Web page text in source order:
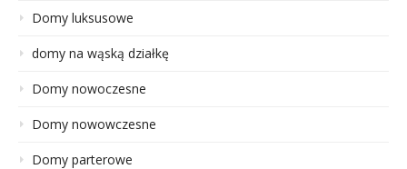
Domy luksusowe
domy na wąską działkę
Domy nowoczesne
Domy nowowczesne
Domy parterowe